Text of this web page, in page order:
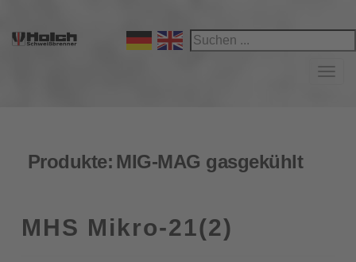
Produkte: MIG-MAG gasgekühlt
MHS Mikro-21(2)